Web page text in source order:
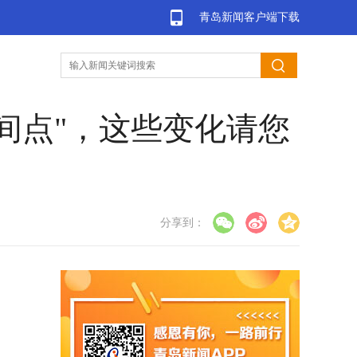
青岛新闻客户端下载
点"，这些变化请您
分享到：